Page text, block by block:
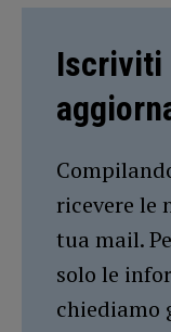
Iscriviti
ricevere le
tua mail.
solo le
chiediamo